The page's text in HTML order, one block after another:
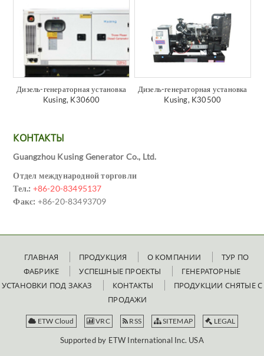
Дизель-генераторная установка
Kusing, K30600
Дизель-генераторная установка
Kusing, K30500
КОНТАКТЫ
Guangzhou Kusing Generator Co., Ltd.
Отдел международной торговли
Тел.: +86-20-83495137
Факс: +86-20-83493709
ГЛАВНАЯ ПРОДУКЦИЯ О КОМПАНИИ
ТУР ПО
ФАБРИКЕ
УСПЕШНЫЕ ПРОЕКТЫ
ГЕНЕРАТОРНЫЕ
УСТАНОВКИ ПОД ЗАКАЗ
КОНТАКТЫ
ПРОДУКЦИИ СНЯТЫЕ С
ПРОДАЖИ
ETW Cloud VRC RSS SITEMAP LEGAL
Supported by ETW International Inc. USA